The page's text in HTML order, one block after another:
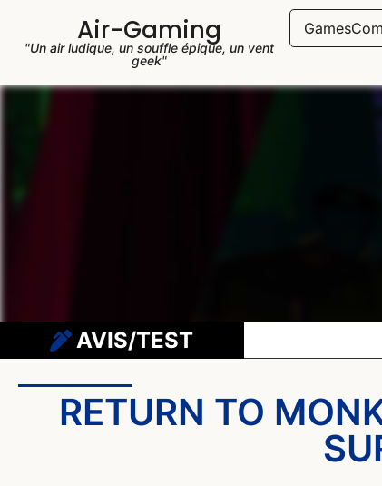
Air-Gaming
"Un air ludique, un souffle épique, un vent
geek"
AVIS/TEST
RETURN TO